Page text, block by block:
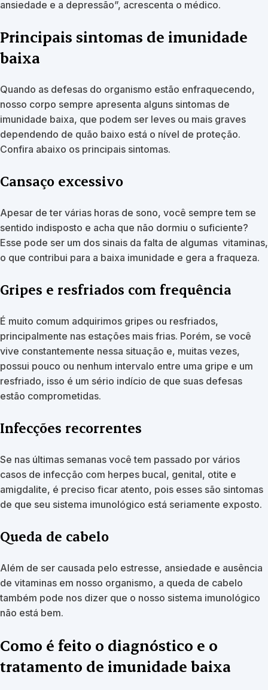
ansiedade e a depressão”, acrescenta o médico.
Principais sintomas de imunidade
baixa
Quando as defesas do organismo estão enfraquecendo,
nosso corpo sempre apresenta alguns sintomas de
imunidade baixa, que podem ser leves ou mais graves
dependendo de quão baixo está o nível de proteção.
Confira abaixo os principais sintomas.
Cansaço excessivo
Apesar de ter várias horas de sono, você sempre tem se
sentido indisposto e acha que não dormiu o suficiente?
Esse pode ser um dos sinais da falta de algumas vitaminas,
o que contribui para a baixa imunidade e gera a fraqueza.
Gripes e resfriados com frequência
É muito comum adquirimos gripes ou resfriados,
principalmente nas estações mais frias. Porém, se você
vive constantemente nessa situação e, muitas vezes,
possui pouco ou nenhum intervalo entre uma gripe e um
resfriado, isso é um sério indício de que suas defesas
estão comprometidas.
Infecções recorrentes
Se nas últimas semanas você tem passado por vários
casos de infecção com herpes bucal, genital, otite e
amigdalite, é preciso ficar atento, pois esses são sintomas
de que seu sistema imunológico está seriamente exposto.
Queda de cabelo
Além de ser causada pelo estresse, ansiedade e ausência
de vitaminas em nosso organismo, a queda de cabelo
também pode nos dizer que o nosso sistema imunológico
não está bem.
Como é feito o diagnóstico e o
tratamento de imunidade baixa